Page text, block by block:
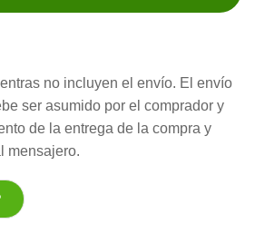
no incluyen el envío. El envío
ser asumido por el comprador y
de la entrega de la compra y
mensajero.